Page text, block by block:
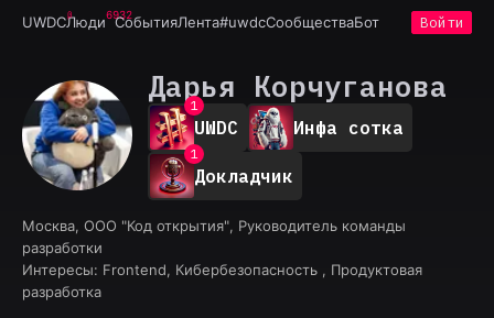
UWDCЛюди6932
СобытияЛента#uwdcСообществаБот Войти
Дарья Корчуганова
0
1
2
3
4
5
UWDC Инфа сотка
0
1
2
3
4
6
Докладчик
Москва, ООО "Код открытия", Руководитель команды
разработки
Интересы: Frontend, Кибербезопасность , Продуктовая
разработка